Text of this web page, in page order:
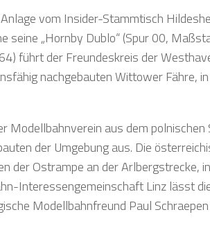
vom Insider-Stammtisch
„Hornby Dublo“ (Spur 00,
führt der Freundeskreis der
nachgebauten Wittower Fähre,
Modellbahnverein aus dem
der Umgebung aus. Die
der Ostrampe an der Arlbergstrecke,
Interessengemeinschaft Linz lässt
Modellbahnfreund Paul